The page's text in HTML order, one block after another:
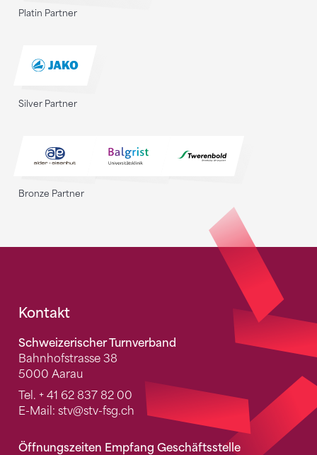
Platin Partner
Silver Partner
Bronze Partner
Fusszeile
Kontakt
Schweizerischer Turnverband
Bahnhofstrasse 38
5000 Aarau
Tel. + 41 62 837 82 00
E-Mail: stv@stv-fsg.ch
Öffnungszeiten Empfang Geschäftsstelle